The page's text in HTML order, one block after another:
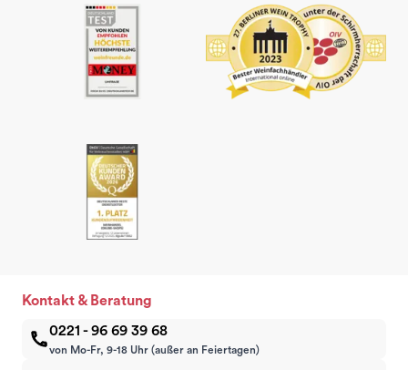
Kontakt & Beratung
0221 - 96 69 39 68
von Mo-Fr, 9-18 Uhr (außer an Feiertagen)